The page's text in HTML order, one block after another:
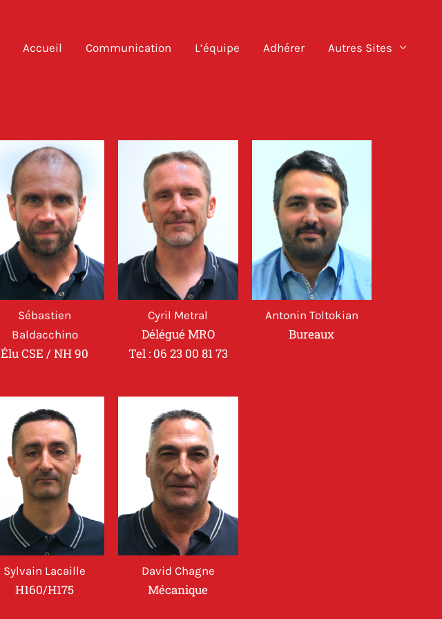
Accueil Communication L’équipe Adhérer Autres Sites
Sébastien
Baldacchino
Élu CSE / NH 90
Cyril Metral
Délégué MRO
Tel : 06 23 00 81 73
Antonin Toltokian
Bureaux
Sylvain Lacaille
H160/H175
David Chagne
Mécanique